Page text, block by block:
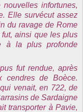
infortunes,
Elle survécut assez
du ravage de Rome
ainsi que les plus
à la plus profonde
fut rendue, après
cendres de Boèce.
venait, en 722, de
de Sardaigne
transporter à Pavie,